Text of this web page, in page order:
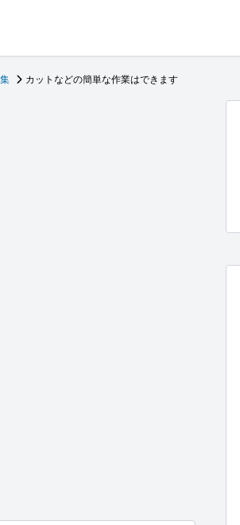
カットなどの簡単な作業はできます